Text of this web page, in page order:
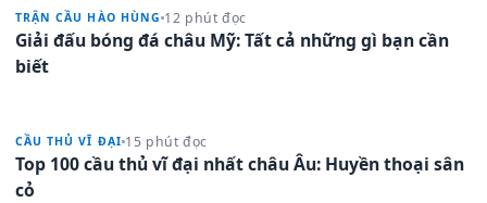
TRẬN CẦU HÀO HÙNG 12 phút đọc
Giải đấu bóng đá châu Mỹ: Tất cả những gì bạn cần
biết
CẦU THỦ VĨ ĐẠI 15 phút đọc
Top 100 cầu thủ vĩ đại nhất châu Âu: Huyền thoại sân
cỏ